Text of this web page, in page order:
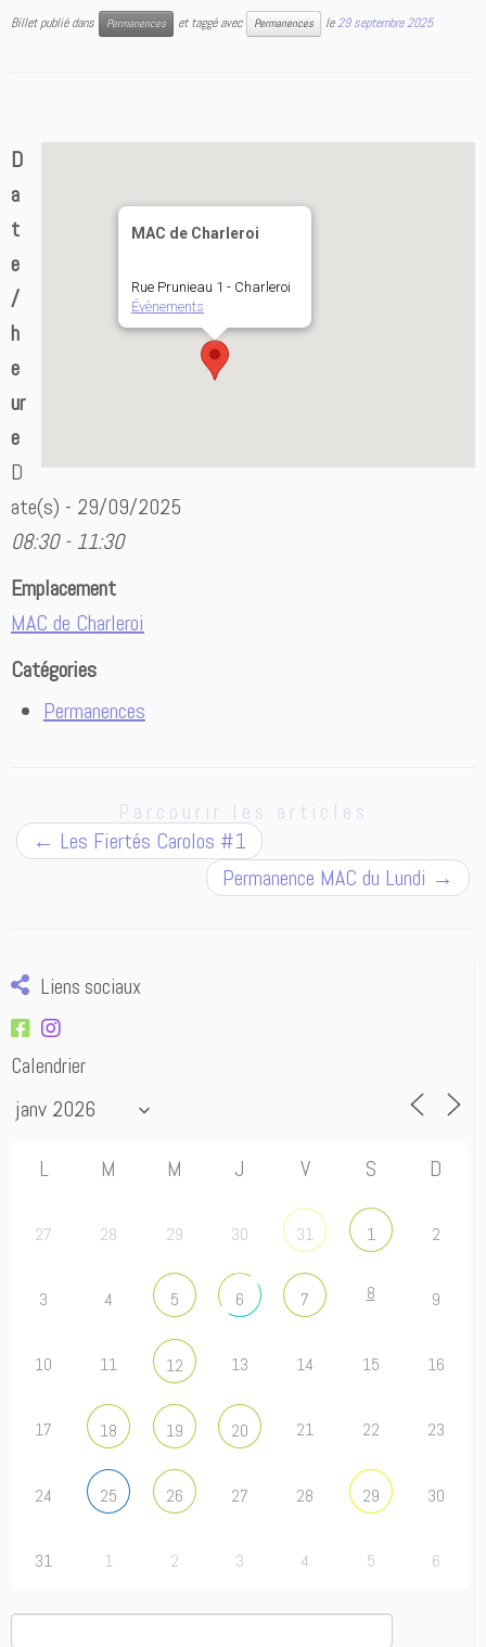
Billet publié dans Permanences et taggé avec Permanences le29 septembre 2025
MAC de Charleroi
Rue Prunieau 1 - Charleroi
Évènements
D
a
t
e
/
h
e
ur
e
D
ate(s) - 29/09/2025
08:30 - 11:30
Emplacement
MAC de Charleroi
Catégories
Permanences
Parcourir les articles
← Les Fiertés Carolos #1
Permanence MAC du Lundi →
Liens sociaux
Calendrier
L M M J V S D
27 28 29 30 31 1 2
3 4 5 6 7 8 9
10 11 12 13 14 15 16
17 18 19 20 21 22 23
24 25 26 27 28 29 30
31 1 2 3 4 5 6